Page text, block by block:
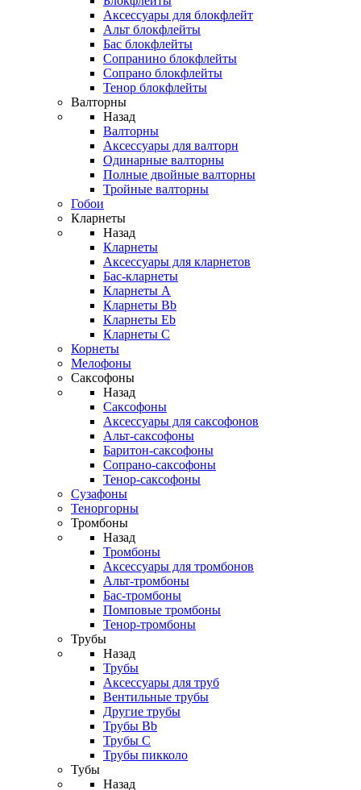
Аксессуары для блокфлейт
Альт блокфлейты
Бас блокфлейты
Сопранино блокфлейты
Сопрано блокфлейты
Тенор блокфлейты
Валторны
Назад
Валторны
Аксессуары для валторн
Одинарные валторны
Полные двойные валторны
Тройные валторны
Гобои
Кларнеты
Назад
Кларнеты
Аксессуары для кларнетов
Бас-кларнеты
Кларнеты A
Кларнеты Bb
Кларнеты Eb
Кларнеты С
Корнеты
Мелофоны
Саксофоны
Назад
Саксофоны
Аксессуары для саксофонов
Альт-саксофоны
Баритон-саксофоны
Сопрано-саксофоны
Тенор-саксофоны
Сузафоны
Теноргорны
Тромбоны
Назад
Тромбоны
Аксессуары для тромбонов
Альт-тромбоны
Бас-тромбоны
Помповые тромбоны
Тенор-тромбоны
Трубы
Назад
Трубы
Аксессуары для труб
Вентильные трубы
Другие трубы
Трубы Bb
Трубы C
Трубы пикколо
Тубы
Назад